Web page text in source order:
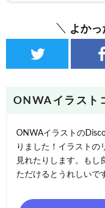
よかっ
ONWAイラスト
ONWAイラストの
りました！イラストの
見れたりします。もし
ただけるとうれしいで